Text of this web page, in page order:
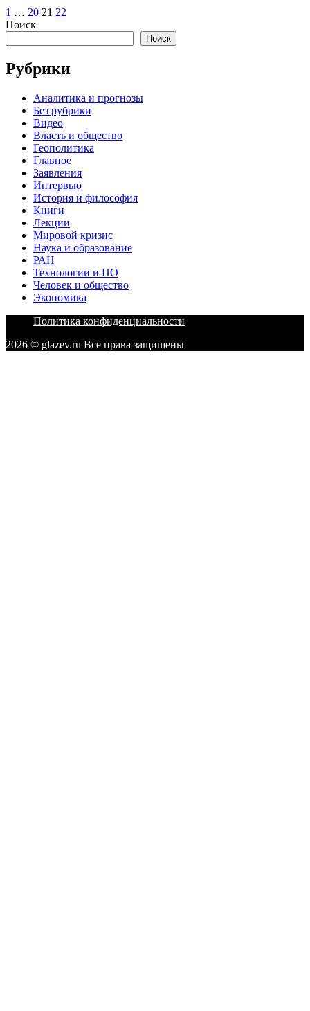
1 … 20 21 22
Поиск
Поиск
Рубрики
Аналитика и прогнозы
Без рубрики
Видео
Власть и общество
Геополитика
Главное
Заявления
Интервью
История и философия
Книги
Лекции
Мировой кризис
Наука и образование
РАН
Технологии и ПО
Человек и общество
Экономика
Политика конфиденциальности
2026 © glazev.ru Все права защищены